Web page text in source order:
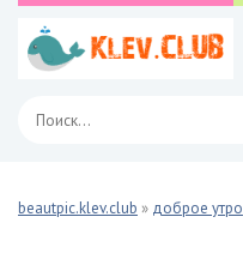
beautpic.klev.club » доброе утро